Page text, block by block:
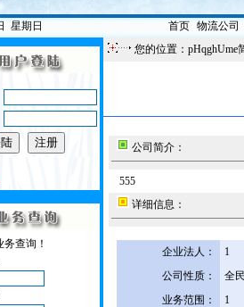
星期日 首页| 物流公司
查询！
您的位置：pHqghUme
公司简介：
555
详细信息：
企业法人：
1
公司性质：
全
业务范围：
1